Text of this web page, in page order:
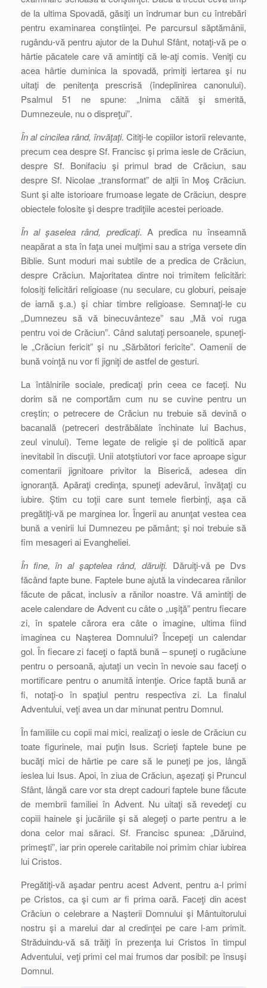
de la ultima Spovadă, găsiţi un îndrumar bun cu întrebări
pentru examinarea conştiinţei. Pe parcursul săptămânii,
rugându-vă pentru ajutor de la Duhul Sfânt, notaţi-vă pe o
hârtie păcatele care vă amintiţi că le-aţi comis. Veniţi cu
acea hârtie duminica la spovadă, primiţi iertarea şi nu
uitaţi de penitenţa prescrisă (îndeplinirea canonului).
Psalmul 51 ne spune: „Inima căită şi smerită,
Dumnezeule, nu o dispreţui”.
În al cincilea rând, învăţaţi. Citiţi-le copiilor istorii relevante,
precum cea despre Sf. Francisc şi prima iesle de Crăciun,
despre Sf. Bonifaciu şi primul brad de Crăciun, sau
despre Sf. Nicolae „transformat” de alţii în Moş Crăciun.
Sunt şi alte istorioare frumoase legate de Crăciun, despre
obiectele folosite şi despre tradiţiile acestei perioade.
În al şaselea rând, predicaţi. A predica nu înseamnă
neapărat a sta în faţa unei mulţimi sau a striga versete din
Biblie. Sunt moduri mai subtile de a predica de Crăciun,
despre Crăciun. Majoritatea dintre noi trimitem felicitări:
folosiţi felicitări religioase (nu seculare, cu globuri, peisaje
de iarnă ş.a.) şi chiar timbre religioase. Semnaţi-le cu
„Dumnezeu să vă binecuvânteze” sau „Mă voi ruga
pentru voi de Crăciun”. Când salutaţi persoanele, spuneţi-
le „Crăciun fericit” şi nu „Sărbători fericite”. Oamenii de
bună voinţă nu vor fi jigniţi de astfel de gesturi.
La întâlnirile sociale, predicaţi prin ceea ce faceţi. Nu
dorim să ne comportăm cum nu se cuvine pentru un
creştin; o petrecere de Crăciun nu trebuie să devină o
bacanală (petreceri destrăbălate închinate lui Bachus,
zeul vinului). Teme legate de religie şi de politică apar
inevitabil în discuţii. Unii atotştiutori vor face aproape sigur
comentarii jignitoare privitor la Biserică, adesea din
ignoranţă. Apăraţi credinţa, spuneţi adevărul, învăţaţi cu
iubire. Ştim cu toţii care sunt temele fierbinţi, aşa că
pregătiţi-vă pe marginea lor. Îngerii au anunţat vestea cea
bună a venirii lui Dumnezeu pe pământ; şi noi trebuie să
fim mesageri ai Evangheliei.
În fine, în al şaptelea rând, dăruiţi. Dăruiţi-vă pe Dvs
făcând fapte bune. Faptele bune ajută la vindecarea rănilor
făcute de păcat, inclusiv a rănilor noastre. Vă amintiţi de
acele calendare de Advent cu câte o „uşiţă” pentru fiecare
zi, în spatele cărora era câte o imagine, ultima fiind
imaginea cu Naşterea Domnului? Începeţi un calendar
gol. În fiecare zi faceţi o faptă bună – spuneţi o rugăciune
pentru o persoană, ajutaţi un vecin în nevoie sau faceţi o
mortificare pentru o anumită intenţie. Orice faptă bună ar
fi, notaţi-o în spaţiul pentru respectiva zi. La finalul
Adventului, veţi avea un dar minunat pentru Domnul.
În familiile cu copii mai mici, realizaţi o iesle de Crăciun cu
toate figurinele, mai puţin Isus. Scrieţi faptele bune pe
bucăţi mici de hârtie pe care să le puneţi pe jos, lângă
ieslea lui Isus. Apoi, în ziua de Crăciun, aşezaţi şi Pruncul
Sfânt, lângă care vor sta drept cadouri faptele bune făcute
de membrii familiei în Advent. Nu uitaţi să revedeţi cu
copiii hainele şi jucăriile şi să alegeţi o parte pentru a le
dona celor mai săraci. Sf. Francisc spunea: „Dăruind,
primeşti”, iar prin operele caritabile noi primim chiar iubirea
lui Cristos.
Pregătiţi-vă aşadar pentru acest Advent, pentru a-l primi
pe Cristos, ca şi cum ar fi prima oară. Faceţi din acest
Crăciun o celebrare a Naşterii Domnului şi Mântuitorului
nostru şi a marelui dar al credinţei pe care l-am primit.
Străduindu-vă să trăiţi în prezenţa lui Cristos în timpul
Adventului, veţi primi cel mai frumos dar posibil: pe însuşi
Domnul.